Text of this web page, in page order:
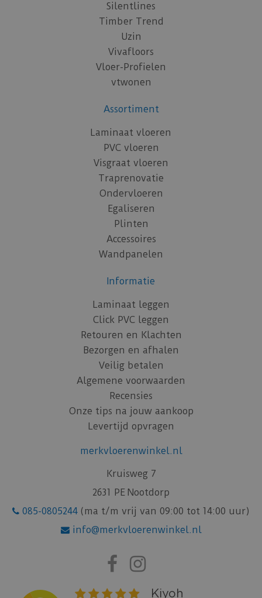
Silentlines
Timber Trend
Uzin
Vivafloors
Vloer-Profielen
vtwonen
Assortiment
Laminaat vloeren
PVC vloeren
Visgraat vloeren
Traprenovatie
Ondervloeren
Egaliseren
Plinten
Accessoires
Wandpanelen
Informatie
Laminaat leggen
Click PVC leggen
Retouren en Klachten
Bezorgen en afhalen
Veilig betalen
Algemene voorwaarden
Recensies
Onze tips na jouw aankoop
Levertijd opvragen
merkvloerenwinkel.nl
Kruisweg 7
2631 PE Nootdorp
085-0805244 (ma t/m vrij van 09:00 tot 14:00 uur)
info@merkvloerenwinkel.nl